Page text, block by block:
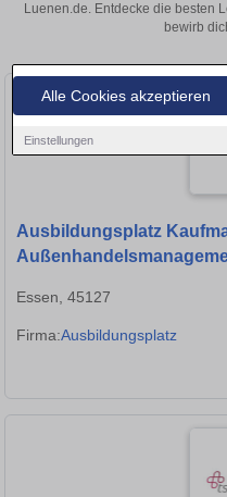
Alle Cookies akzeptieren
Einstellungen
Luenen.de. Entdecke die besten
bewirb
Ausbildungsplatz
Essen, 45127
Firma:Ausbildungs­platz